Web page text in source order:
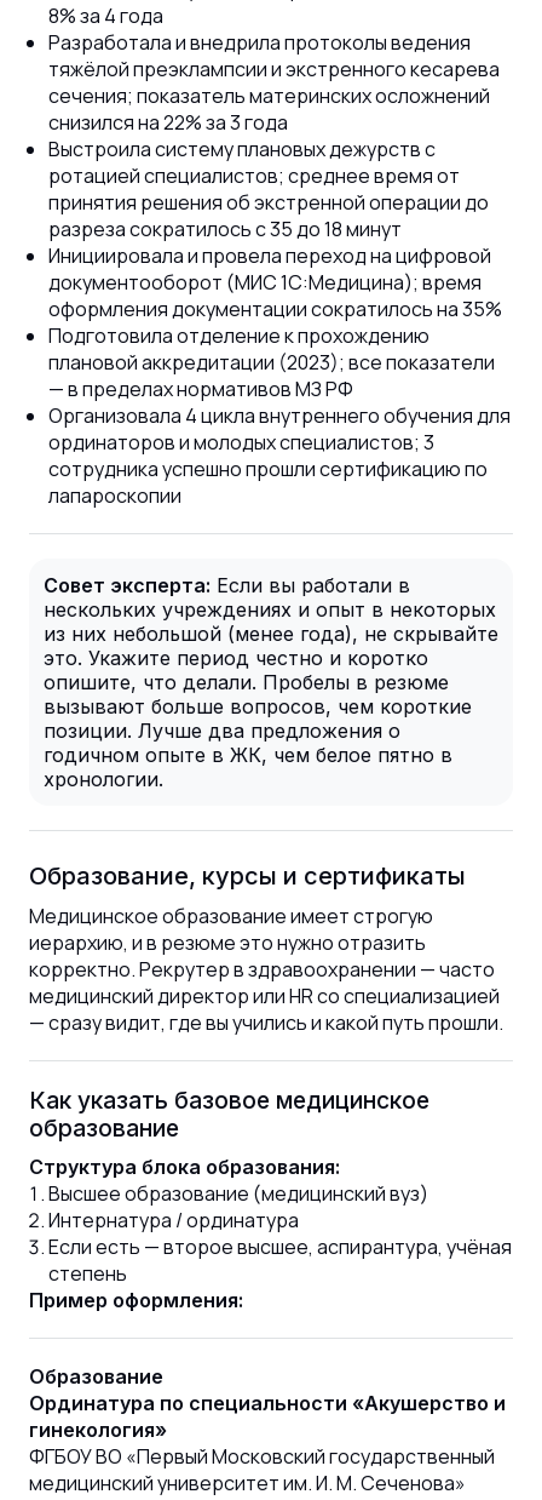
8% за 4 года
Разработала и внедрила протоколы ведения
тяжёлой преэклампсии и экстренного кесарева
сечения; показатель материнских осложнений
снизился на 22% за 3 года
Выстроила систему плановых дежурств с
ротацией специалистов; среднее время от
принятия решения об экстренной операции до
разреза сократилось с 35 до 18 минут
Инициировала и провела переход на цифровой
документооборот (МИС 1С:Медицина); время
оформления документации сократилось на 35%
Подготовила отделение к прохождению
плановой аккредитации (2023); все показатели
— в пределах нормативов МЗ РФ
Организовала 4 цикла внутреннего обучения для
ординаторов и молодых специалистов; 3
сотрудника успешно прошли сертификацию по
лапароскопии
Совет эксперта: Если вы работали в
нескольких учреждениях и опыт в некоторых
из них небольшой (менее года), не скрывайте
это. Укажите период честно и коротко
опишите, что делали. Пробелы в резюме
вызывают больше вопросов, чем короткие
позиции. Лучше два предложения о
годичном опыте в ЖК, чем белое пятно в
хронологии.
Образование, курсы и сертификаты
Медицинское образование имеет строгую
иерархию, и в резюме это нужно отразить
корректно. Рекрутер в здравоохранении — часто
медицинский директор или HR со специализацией
— сразу видит, где вы учились и какой путь прошли.
Как указать базовое медицинское
образование
Структура блока образования:
Высшее образование (медицинский вуз)
Интернатура / ординатура
Если есть — второе высшее, аспирантура, учёная
степень
Пример оформления:
Образование
Ординатура по специальности «Акушерство и
гинекология»
ФГБОУ ВО «Первый Московский государственный
медицинский университет им. И. М. Сеченова»